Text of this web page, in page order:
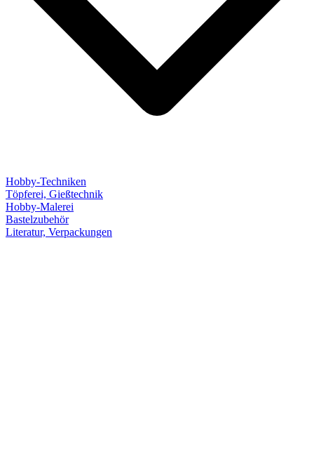
Hobby-Techniken
Töpferei, Gießtechnik
Hobby-Malerei
Bastelzubehör
Literatur, Verpackungen